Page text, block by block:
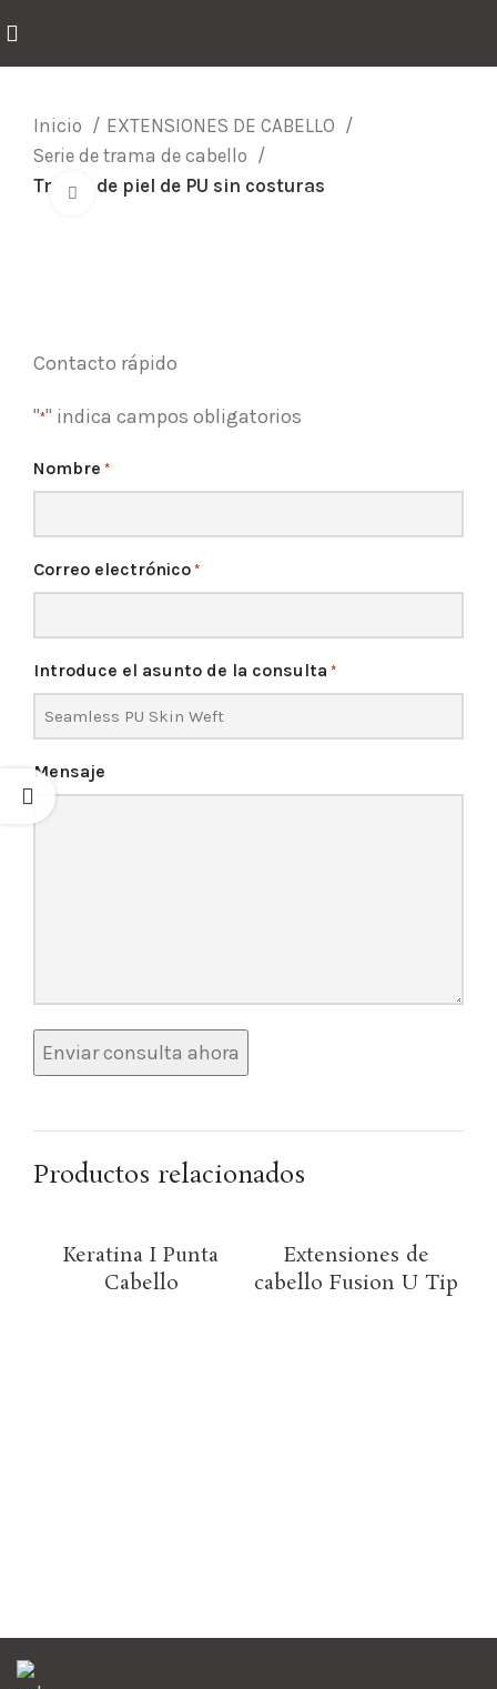
Inicio
EXTENSIONES DE CABELLO
Serie de trama de cabello
Trama de piel de PU sin costuras
Click para agrandar
Contacto rápido
"*" indica campos obligatorios
Nombre *
Correo electrónico *
Introduce el asunto de la consulta *
Mensaje
Productos relacionados
Keratina I Punta
Cabello
Extensiones de
cabello Fusion U Tip